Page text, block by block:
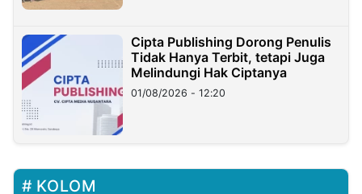
Cipta Publishing Dorong Penulis
Tidak Hanya Terbit, tetapi Juga
Melindungi Hak Ciptanya
01/08/2026 - 12:20
KOLOM